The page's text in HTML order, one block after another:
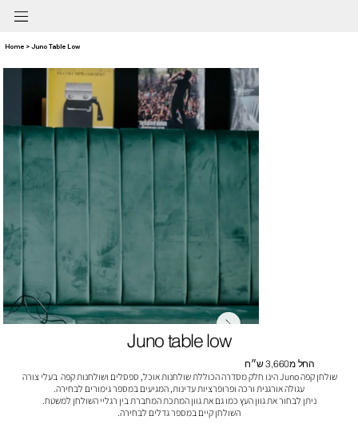
Home > Juno Table Low
Juno table low
החל מ3,660 ש״ח
שולחן קפה Juno הינו חלק מסדרה הכוללת שולחנות אוכל, ספסלים ושולחנות קפה  בעלי צורה
השולחן קיים במספר גדלים לבחירה.